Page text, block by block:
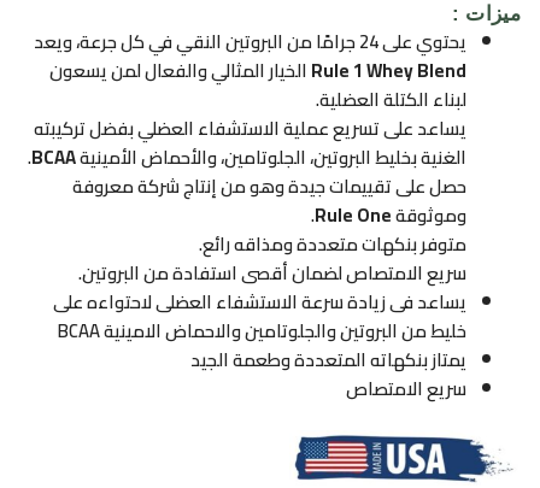
ميزات :
يحتوي على 24 جرامًا من البروتين النقي في كل جرعة، ويعد
Rule 1 Whey Blendالخيار المثالي والفعال لمن يسعون
لبناء الكتلة العضلية.
يساعد على تسريع عملية الاستشفاء العضلي بفضل تركيبته
الغنية بخليط البروتين، الجلوتامين، والأحماض الأمينيةBCAA
.
حصل على تقييمات جيدة وهو من إنتاج شركة معروفة
وموثوقةRule One
.
متوفر بنكهات متعددة ومذاقه رائع.
سريع الامتصاص لضمان أقصى استفادة من البروتين.
يساعد فى زيادة سرعة الاستشفاء العضلى لاحتواءه على
خليط من البروتين والجلوتامين والاحماض الامينية BCAA
يمتاز بنكهاته المتعددة وطعمة الجيد
سريع الامتصاص